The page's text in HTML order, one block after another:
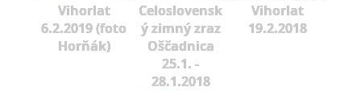
Vihorlat
6.2.2019 (foto
Horňák)
Celoslovensk
ý zimný zraz
Oščadnica
25.1. -
28.1.2018
Vihorlat
19.2.2018